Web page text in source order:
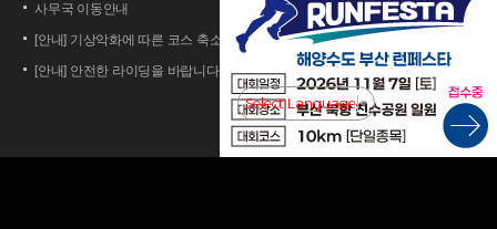
Select Language ▼
사무국 이동안내
[안내] 기상악화에 따른 코스 축소 운영 안내
[안내] 안전한 라이딩을 바랍니다
[안내] 상남 부녀회 김밥 단체주문 및 먹거리 부스 운영 안내
2026 세나 설악그란폰도 보험 가입 안내